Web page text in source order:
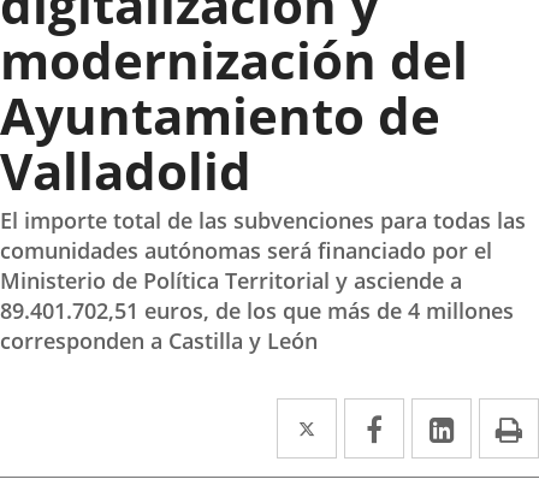
modernización del
Ayuntamiento de
Valladolid
El importe total de las subvenciones para todas las
comunidades autónomas será financiado por el
Ministerio de Política Territorial y asciende a
89.401.702,51 euros, de los que más de 4 millones
corresponden a Castilla y León
Twitter
Enlace
a
Facebook
Enlace
a
Enlace
a